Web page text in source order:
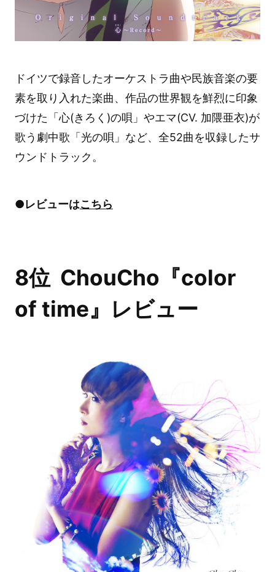
ドイツで録音したオーケストラ曲や民族音楽の要
素を取り入れた楽曲、作品の世界観を鮮烈に印象
づけた「心(きろく)の唄」やエマ(CV. 加隈亜衣)が
歌う劇中歌「光の唄」など、全52曲を収録したサ
ウンドトラック。
●レビューはこちら
8位 ChouCho『color
of time』レビュー